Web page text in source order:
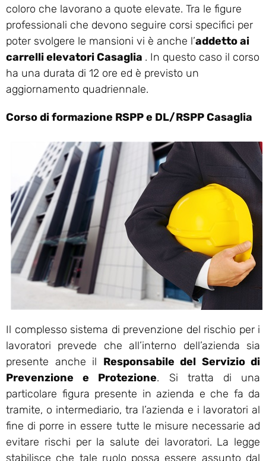
coloro che lavorano a quote elevate. Tra le figure
professionali che devono seguire corsi specifici per
poter svolgere le mansioni vi è anche l’addetto ai
carrelli elevatori Casaglia . In questo caso il corso
ha una durata di 12 ore ed è previsto un
aggiornamento quadriennale.
Corso di formazione RSPP e DL/RSPP Casaglia
Il complesso sistema di prevenzione del rischio per i
lavoratori prevede che all’interno dell’azienda sia
presente anche il Responsabile del Servizio di
Prevenzione e Protezione. Si tratta di una
particolare figura presente in azienda e che fa da
tramite, o intermediario, tra l’azienda e i lavoratori al
fine di porre in essere tutte le misure necessarie ad
evitare rischi per la salute dei lavoratori. La legge
stabilisce che tale ruolo possa essere assunto dal